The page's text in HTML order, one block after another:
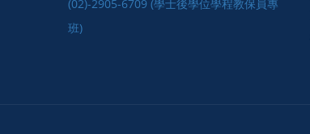
(02)-2905-6709 (學士後學位學程教保員專
班)